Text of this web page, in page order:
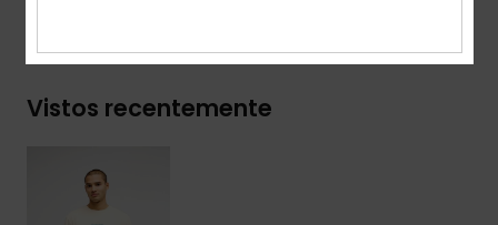
Vistos recentemente